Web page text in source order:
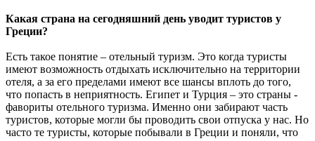
Какая страна на сегодняшний день уводит туристов у
Греции?
Есть такое понятие – отельный туризм. Это когда туристы
имеют возможность отдыхать исключительно на территории
отеля, а за его пределами имеют все шансы вплоть до того,
что попасть в неприятность. Египет и Турция – это страны -
фавориты отельного туризма. Именно они забирают часть
туристов, которые могли бы проводить свои отпуска у нас. Но
часто те туристы, которые побывали в Греции и поняли, что